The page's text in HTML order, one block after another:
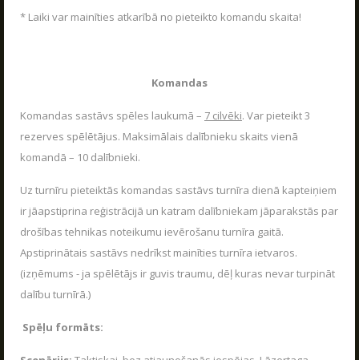
* Laiki var mainīties atkarībā no pieteikto komandu skaita!
Komandas
Komandas sastāvs spēles laukumā – 7 cilvēki. Var pieteikt 3
rezerves spēlētājus. Maksimālais dalībnieku skaits vienā
komandā – 10 dalībnieki.
Uz turnīru pieteiktās komandas sastāvs turnīra dienā kapteiņiem
ir jāapstiprina reģistrācijā un katram dalībniekam jāparakstās par
drošības tehnikas noteikumu ievērošanu turnīra gaitā.
Apstiprinātais sastāvs nedrīkst mainīties turnīra ietvaros.
(izņēmums - ja spēlētājs ir guvis traumu, dēļ kuras nevar turpināt
dalību turnīrā.)
Spēļu formāts: